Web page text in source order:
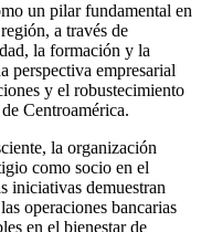
un pilar fundamental en
a través de
la formación y la
perspectiva empresarial
y el robustecimiento
Centroamérica.
la organización
como socio en el
iniciativas demuestran
operaciones bancarias
en el bienestar de